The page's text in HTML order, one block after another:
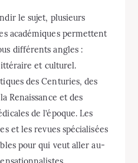
le sujet, plusieurs
académiques permettent
différents angles :
et culturel.
des Centuries, des
Renaissance et des
de l’époque. Les
et les revues spécialisées
pour qui veut aller au-